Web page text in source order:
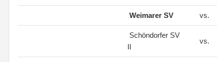
Weimarer SV vs.
Schöndorfer SV
II
vs.